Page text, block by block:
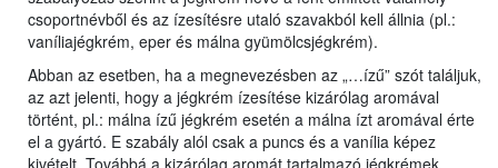
csoportnévből és az ízesítésre utaló szavakból kell állnia (pl.:
vaníliajégkrém, eper és málna gyümölcsjégkrém).
Abban az esetben, ha a megnevezésben az „…ízű” szót találjuk,
az azt jelenti, hogy a jégkrém ízesítése kizárólag aromával
történt, pl.: málna ízű jégkrém esetén a málna ízt aromával érte
el a gyártó. E szabály alól csak a puncs és a vanília képez